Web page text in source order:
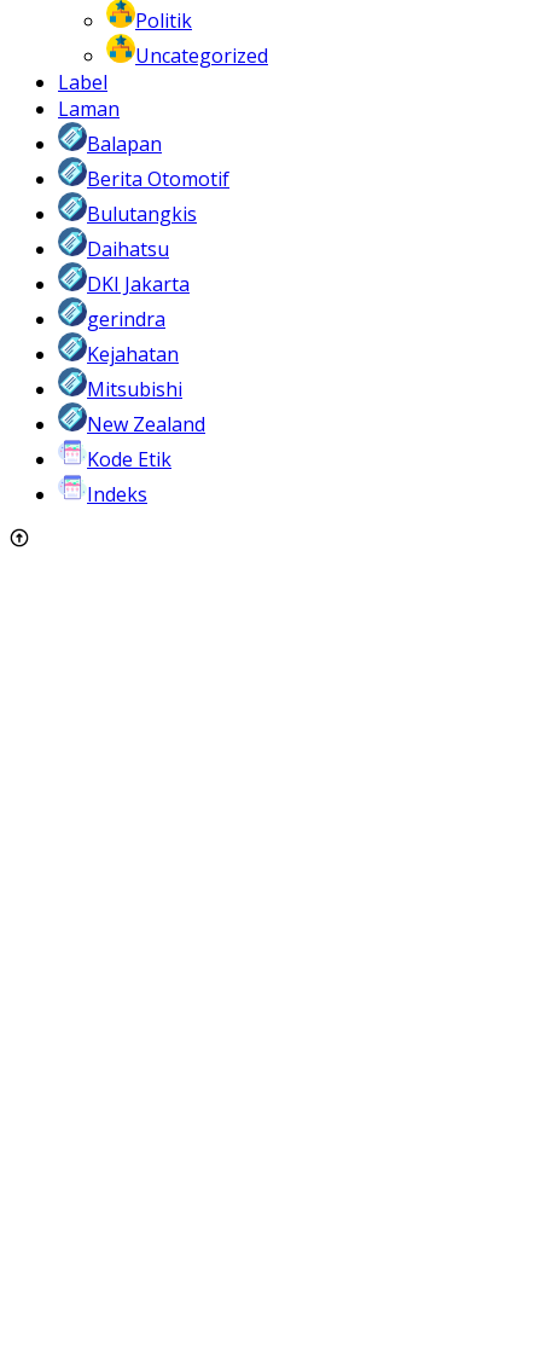
Politik
Uncategorized
Label
Laman
Balapan
Berita Otomotif
Bulutangkis
Daihatsu
DKI Jakarta
gerindra
Kejahatan
Mitsubishi
New Zealand
Kode Etik
Indeks